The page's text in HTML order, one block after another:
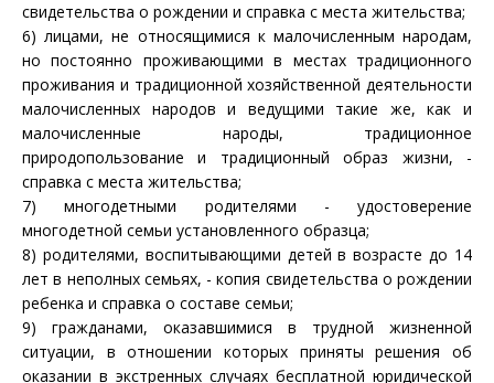
свидетельства о рождении и справка с места жительства;
6) лицами, не относящимися к малочисленным народам,
но постоянно проживающими в местах традиционного
проживания и традиционной хозяйственной деятельности
малочисленных народов и ведущими такие же, как и
малочисленные народы, традиционное
природопользование и традиционный образ жизни, -
справка с места жительства;
7) многодетными родителями - удостоверение
многодетной семьи установленного образца;
8) родителями, воспитывающими детей в возрасте до 14
лет в неполных семьях, - копия свидетельства о рождении
ребенка и справка о составе семьи;
9) гражданами, оказавшимися в трудной жизненной
ситуации, в отношении которых приняты решения об
оказании в экстренных случаях бесплатной юридической